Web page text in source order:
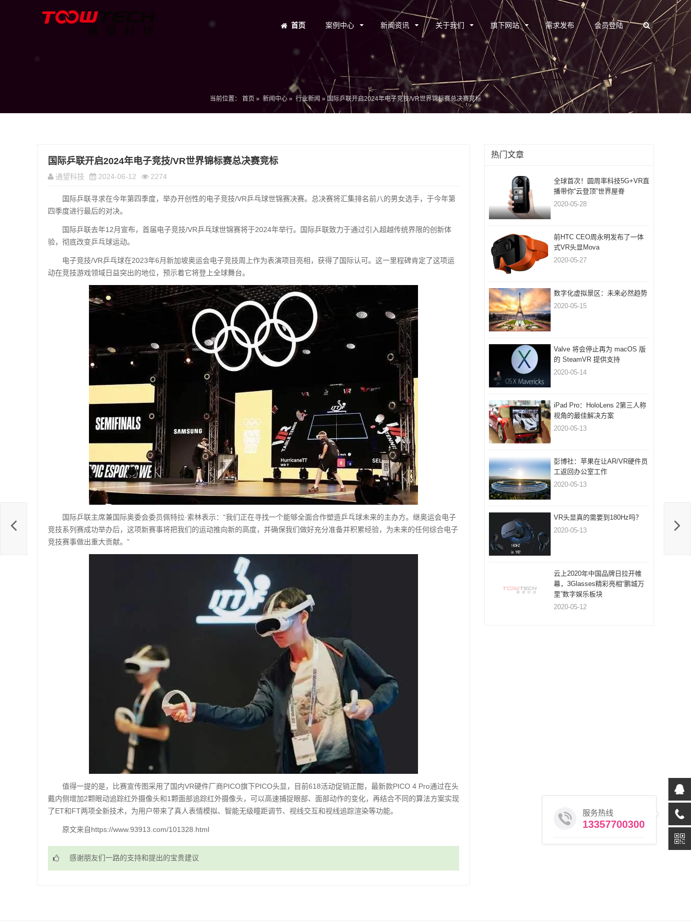
首页 案例中心 新闻资讯 关于我们 旗下网站 需求发布 会员登陆
当前位置： 首页 » 新闻中心 » 行业新闻 » 国际乒联开启2024年电子竞技/VR世界锦标赛总决赛竞标
国际乒联开启2024年电子竞技/VR世界锦标赛总决赛竞标
通望科技 2024-06-12 2274
国际乒联寻求在今年第四季度，举办开创性的电子竞技/VR乒乓球世锦赛决赛。总决赛将汇集排名前八的男女选手，于今年第
四季度进行最后的对决。
国际乒联去年12月宣布，首届电子竞技/VR乒乓球世锦赛将于2024年举行。国际乒联致力于通过引入超越传统界限的创新体
验，彻底改变乒乓球运动。
电子竞技/VR乒乓球在2023年6月新加坡奥运会电子竞技周上作为表演项目亮相，获得了国际认可。这一里程碑肯定了这项运
动在竞技游戏领域日益突出的地位，预示着它将登上全球舞台。
国际乒联主席兼国际奥委会委员佩特拉·索林表示：“我们正在寻找一个能够全面合作塑造乒乓球未来的主办方。继奥运会电子
竞技系列赛成功举办后，这项新赛事将把我们的运动推向新的高度，并确保我们做好充分准备并积累经验，为未来的任何综合电子
竞技赛事做出重大贡献。”
值得一提的是，比赛宣传图采用了国内VR硬件厂商PICO旗下PICO头显，目前618活动促销正酣，最新款PICO 4 Pro通过在头
戴内侧增加2颗眼动追踪红外摄像头和1颗面部追踪红外摄像头，可以高速捕捉眼部、面部动作的变化，再结合不同的算法方案实现
了ET和FT两项全新技术，为用户带来了真人表情模拟、智能无级瞳距调节、视线交互和视线追踪渲染等功能。
原文来自https://www.93913.com/101328.html
感谢朋友们一路的支持和提出的宝贵建议
热门文章
全球首次！圆周率科技5G+VR直
播带你“云登顶”世界屋脊
2020-05-28
前HTC CEO周永明发布了一体
式VR头显Mova
2020-05-27
数字化虚拟景区：未来必然趋势
2020-05-15
Valve 将会停止再为 macOS 版
的 SteamVR 提供支持
2020-05-14
iPad Pro：HoloLens 2第三人称
视角的最佳解决方案
2020-05-13
彭博社：苹果在让AR/VR硬件员
工返回办公室工作
2020-05-13
VR头显真的需要到180Hz吗？
2020-05-13
云上2020年中国品牌日拉开帷
幕，3Glasses精彩亮相“鹏城万
里”数字娱乐板块
2020-05-12
服务热线
13357700300